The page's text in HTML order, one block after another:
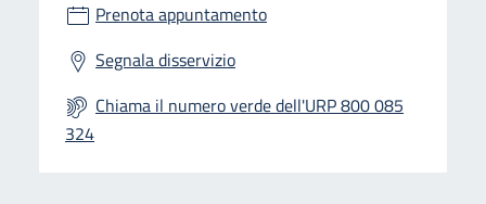
Prenota appuntamento
Segnala disservizio
Chiama il numero verde dell'URP 800 085
324